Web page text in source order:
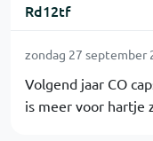
Rd12tf
zondag 27 september
Volgend jaar CO
is meer voor hartje